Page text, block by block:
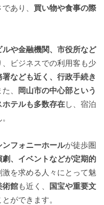
あり、 買い物や食事の際
ルや金融機関、市役所など
、ビジネスでの利用客も少
なども近く、行政手続き
、
岡山市の中心部という
ホテルも多数存在し、宿泊
ンフォニーホールが徒歩圏
劇、イベントなどが定期的
を求める人々にとって魅
術館も近く、
国宝や重要文
ができます。